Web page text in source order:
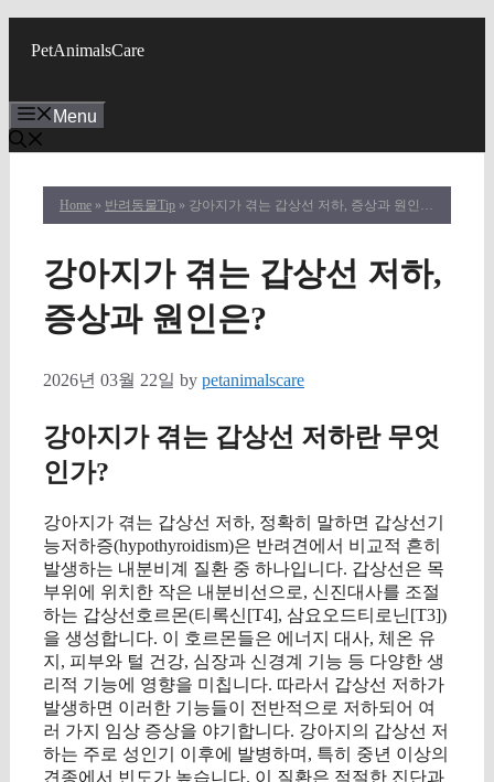
PetAnimalsCare
Menu
Home » 반려동물Tip » 강아지가 겪는 갑상선 저하, 증상과 원인은?
강아지가 겪는 갑상선 저하,
증상과 원인은?
2026년 03월 22일 by petanimalscare
강아지가 겪는 갑상선 저하란 무엇
인가?
강아지가 겪는 갑상선 저하, 정확히 말하면 갑상선기
능저하증(hypothyroidism)은 반려견에서 비교적 흔히
발생하는 내분비계 질환 중 하나입니다. 갑상선은 목
부위에 위치한 작은 내분비선으로, 신진대사를 조절
하는 갑상선호르몬(티록신[T4], 삼요오드티로닌[T3])
을 생성합니다. 이 호르몬들은 에너지 대사, 체온 유
지, 피부와 털 건강, 심장과 신경계 기능 등 다양한 생
리적 기능에 영향을 미칩니다. 따라서 갑상선 저하가
발생하면 이러한 기능들이 전반적으로 저하되어 여
러 가지 임상 증상을 야기합니다. 강아지의 갑상선 저
하는 주로 성인기 이후에 발병하며, 특히 중년 이상의
견종에서 빈도가 높습니다. 이 질환은 적절한 진단과